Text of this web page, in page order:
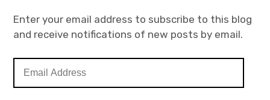
Enter your email address to subscribe to this blog
and receive notifications of new posts by email.
Address